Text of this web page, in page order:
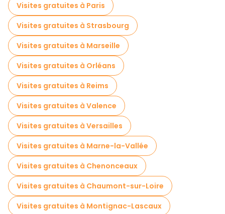
Visites gratuites à Paris
Visites gratuites à Strasbourg
Visites gratuites à Marseille
Visites gratuites à Orléans
Visites gratuites à Reims
Visites gratuites à Valence
Visites gratuites à Versailles
Visites gratuites à Marne-la-Vallée
Visites gratuites à Chenonceaux
Visites gratuites à Chaumont-sur-Loire
Visites gratuites à Montignac-Lascaux